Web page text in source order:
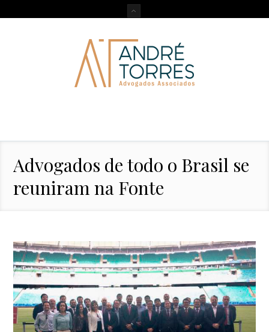
Advogados de todo o Brasil se
reuniram na Fonte